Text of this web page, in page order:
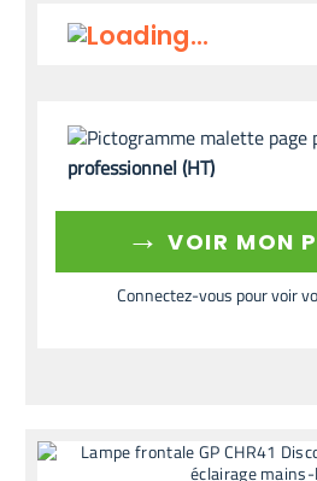
professionnel (HT)
→ VOIR MON
Connectez-vous pour voir